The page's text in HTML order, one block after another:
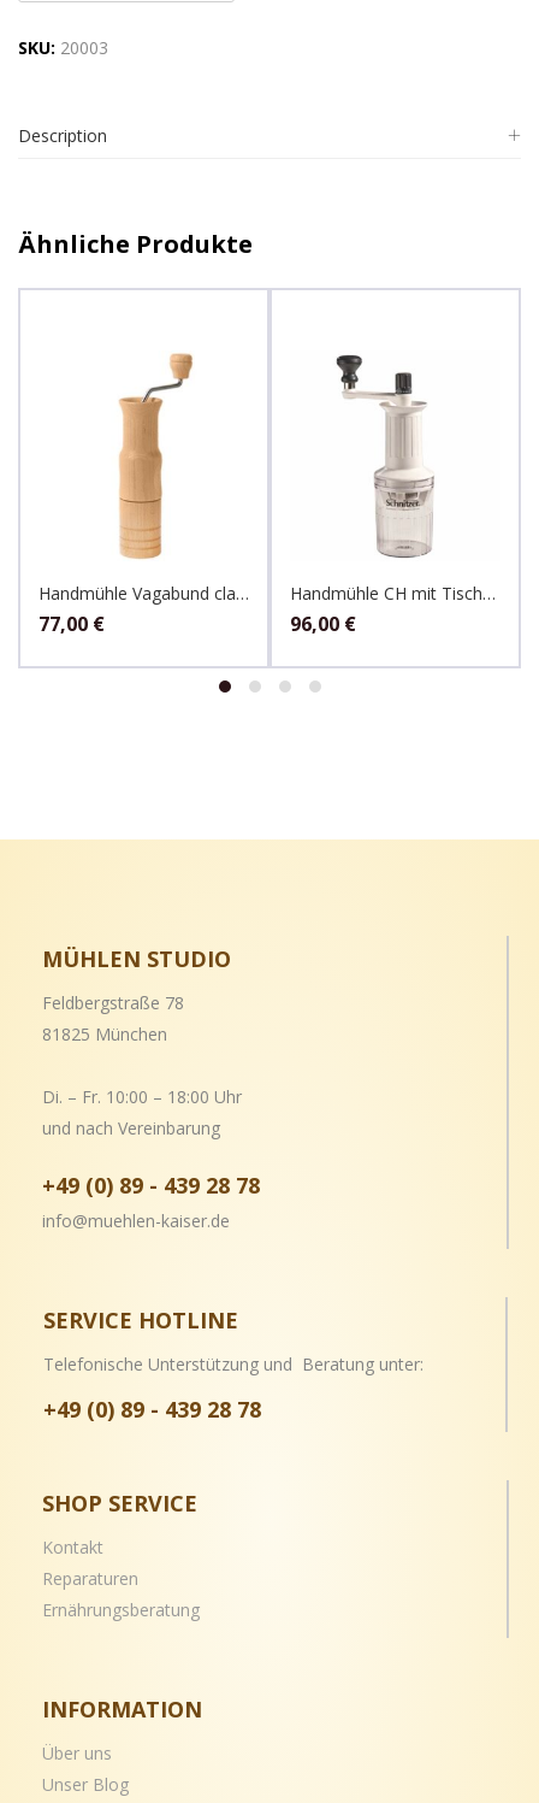
SKU: 20003
Description
Ähnliche Produkte
Handmühle Vagabund classic, Kornkraft
77,00 €
Handmühle CH mit Tischbefestigung, Schnitzer
96,00 €
MÜHLEN STUDIO
Feldbergstraße 78
81825 München
Di. – Fr. 10:00 – 18:00 Uhr
und nach Vereinbarung
+49 (0) 89 - 439 28 78
info@muehlen-kaiser.de
SERVICE HOTLINE
Telefonische Unterstützung und Beratung unter:
+49 (0) 89 - 439 28 78
SHOP SERVICE
Kontakt
Reparaturen
Ernährungsberatung
INFORMATION
Über uns
Unser Blog